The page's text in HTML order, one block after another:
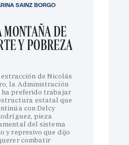
MONTAÑA DE
Y POBREZA
de Nicolás
la Administración
preferido trabajar
estatal que
con Delcy
pieza
del sistema
y represivo que dijo
combatir
SAINZ BORGO